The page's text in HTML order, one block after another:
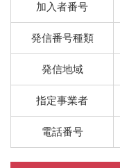
加入者番号
発信番号種類
発信地域
指定事業者
電話番号